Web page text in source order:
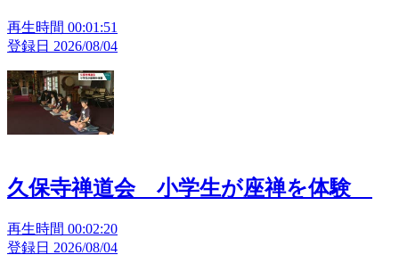
再生時間 00:01:51
登録日 2026/08/04
久保寺禅道会 小学生が座禅を体験
再生時間 00:02:20
登録日 2026/08/04